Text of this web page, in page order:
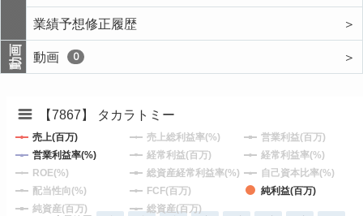
業績予想修正履歴
＞
動画 動画 0 ＞
【7867】 タカラトミー
売上(百万) 売上総利益率(%)
営業利益(百万)
営業利益率(%)
経常利益(百万)
経常利益率(%)
ROE(%)
総資産経常利益率(%)
自己資本比率(%)
配当性向(%)
FCF(百万)
純利益(百万)
純資産(百万)
総資産(百万)